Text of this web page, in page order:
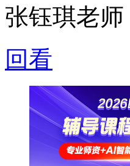
张钰琪老
回看